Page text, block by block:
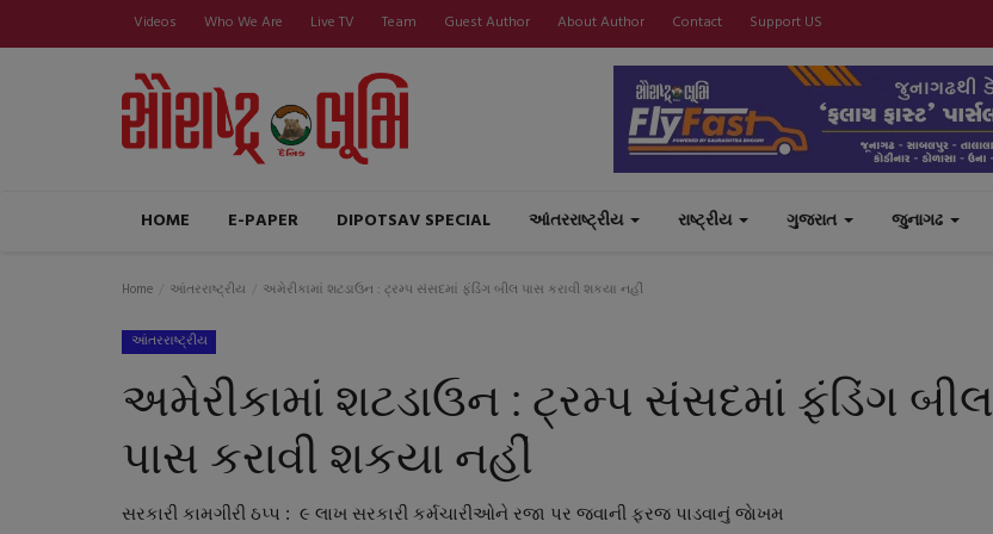
Videos Who We Are Live TV Team Guest Author About Author Contact Support US
HOME E-PAPER DIPOTSAV SPECIAL આંતરરાષ્ટ્રીય રાષ્ટ્રીય ગુજરાત જુનાગઢ
Home આંતરરાષ્ટ્રીય અમેરીકામાં શટડાઉન : ટ્રમ્પ સંસદમાં ફંડિંગ બીલ પાસ કરાવી શકયા નહીં
આંતરરાષ્ટ્રીય
અમેરીકામાં શટડાઉન : ટ્રમ્પ સંસદમાં ફંડિંગ બીલ
પાસ કરાવી શકયા નહીં
સરકારી કામગીરી ઠપ્પ : ૯ લાખ સરકારી કર્મચારીઓને રજા પર જવાની ફરજ પાડવાનું જાેખમ